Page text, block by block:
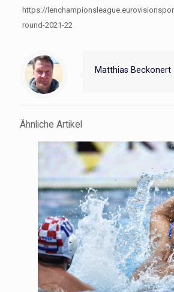
https://
round-2021-22
Matthias Beckonert
Ähnliche Artikel